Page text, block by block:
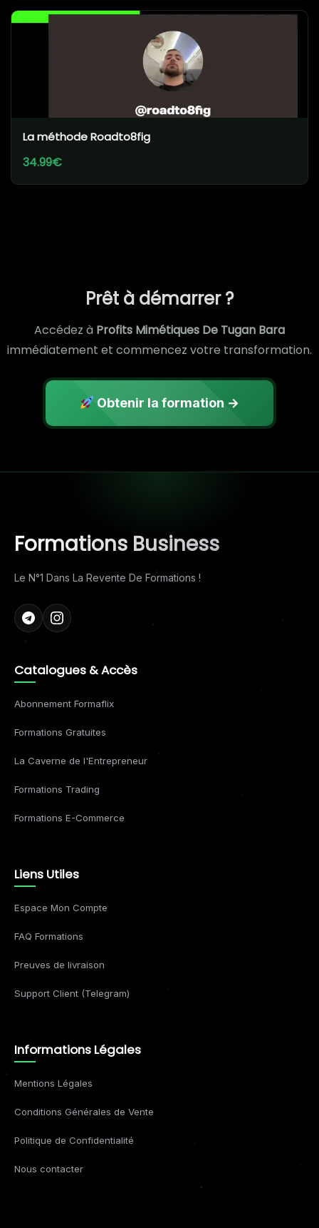
La méthode Roadto8fig
34.99€
Prêt à démarrer ?
Accédez à Profits Mimétiques De Tugan Bara
immédiatement et commencez votre transformation.
Obtenir la formation →
Formations Business
Le N°1 Dans La Revente De Formations !
Catalogues & Accès
Abonnement Formaflix
Formations Gratuites
La Caverne de l'Entrepreneur
Formations Trading
Formations E-Commerce
Liens Utiles
Espace Mon Compte
FAQ Formations
Preuves de livraison
Support Client (Telegram)
Informations Légales
Mentions Légales
Conditions Générales de Vente
Politique de Confidentialité
Nous contacter